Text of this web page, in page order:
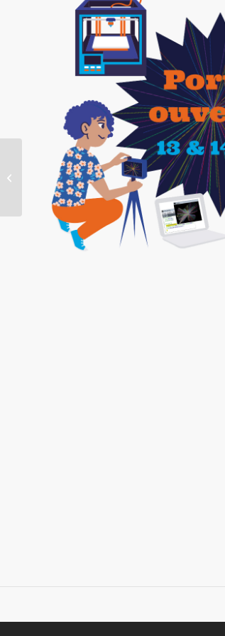
STAGES VACANCES